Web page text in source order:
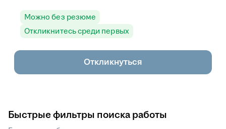
Можно без резюме
Откликнитесь среди первых
Откликнуться
Быстрые фильтры поиска работы